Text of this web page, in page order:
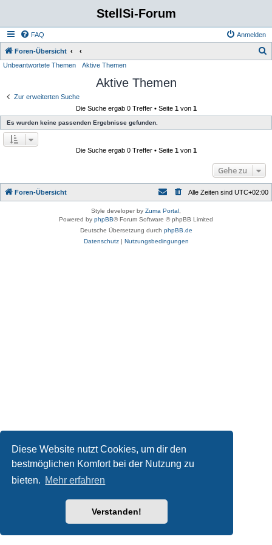
Diese Website nutzt Cookies, um dir den
bestmöglichen Komfort bei der Nutzung zu
bieten. Mehr erfahren
Verstanden!
StellSi-Forum
FAQ Anmelden
Foren-Übersicht
Unbeantwortete Themen Aktive Themen
Aktive Themen
Zur erweiterten Suche
Die Suche ergab 0 Treffer • Seite 1von 1
Es wurden keine passenden Ergebnisse gefunden.
Die Suche ergab 0 Treffer • Seite 1von 1
Gehe zu
Foren-Übersicht Alle Zeiten sind UTC+02:00
Style developer by Zuma Portal
Powered by phpBB® Forum Software © phpBB Limited
Deutsche Übersetzung durch phpBB.de
Datenschutz| Nutzungsbedingungen